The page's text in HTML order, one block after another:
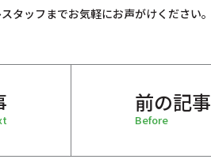
タッフまでお気軽にお声がけください。
前の記事
Before